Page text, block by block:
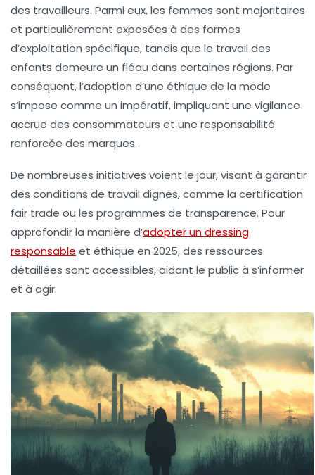
des travailleurs. Parmi eux, les femmes sont majoritaires
et particulièrement exposées à des formes
d’exploitation spécifique, tandis que le travail des
enfants demeure un fléau dans certaines régions. Par
conséquent, l’adoption d’une éthique de la mode
s’impose comme un impératif, impliquant une vigilance
accrue des consommateurs et une responsabilité
renforcée des marques.
De nombreuses initiatives voient le jour, visant à garantir
des conditions de travail dignes, comme la certification
fair trade ou les programmes de transparence. Pour
approfondir la manière d’adopter un dressing
responsable et éthique en 2025, des ressources
détaillées sont accessibles, aidant le public à s’informer
et à agir.